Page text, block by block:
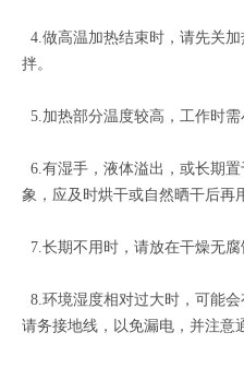
4.做高温加热结束时，请先关
拌。
5.加热部分温度较高，工作时需
6.有湿手，液体溢出，或长期
象，应及时烘干或自然晒干后再
7.长期不用时，请放在干燥无腐
8.环境湿度相对过大时，可能
请务接地线，以免漏电，并注意